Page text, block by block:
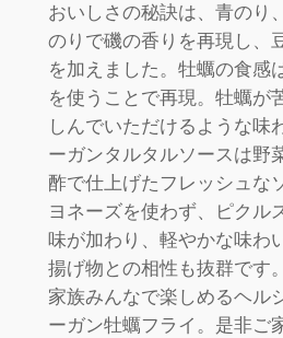
おいしさの秘訣は、青のり
のりで磯の香りを再現し、
を加えました。牡蠣の食感
を使うことで再現。牡蠣が
しんでいただけるような味
ーガンタルタルソースは野
酢で仕上げたフレッシュな
ヨネーズを使わず、ピクル
味が加わり、軽やかな味わ
揚げ物との相性も抜群です
家族みんなで楽しめるヘル
ーガン牡蠣フライ。是非ご